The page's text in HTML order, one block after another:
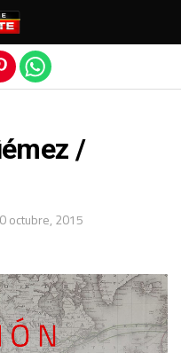
/
octubre, 2015
móvil